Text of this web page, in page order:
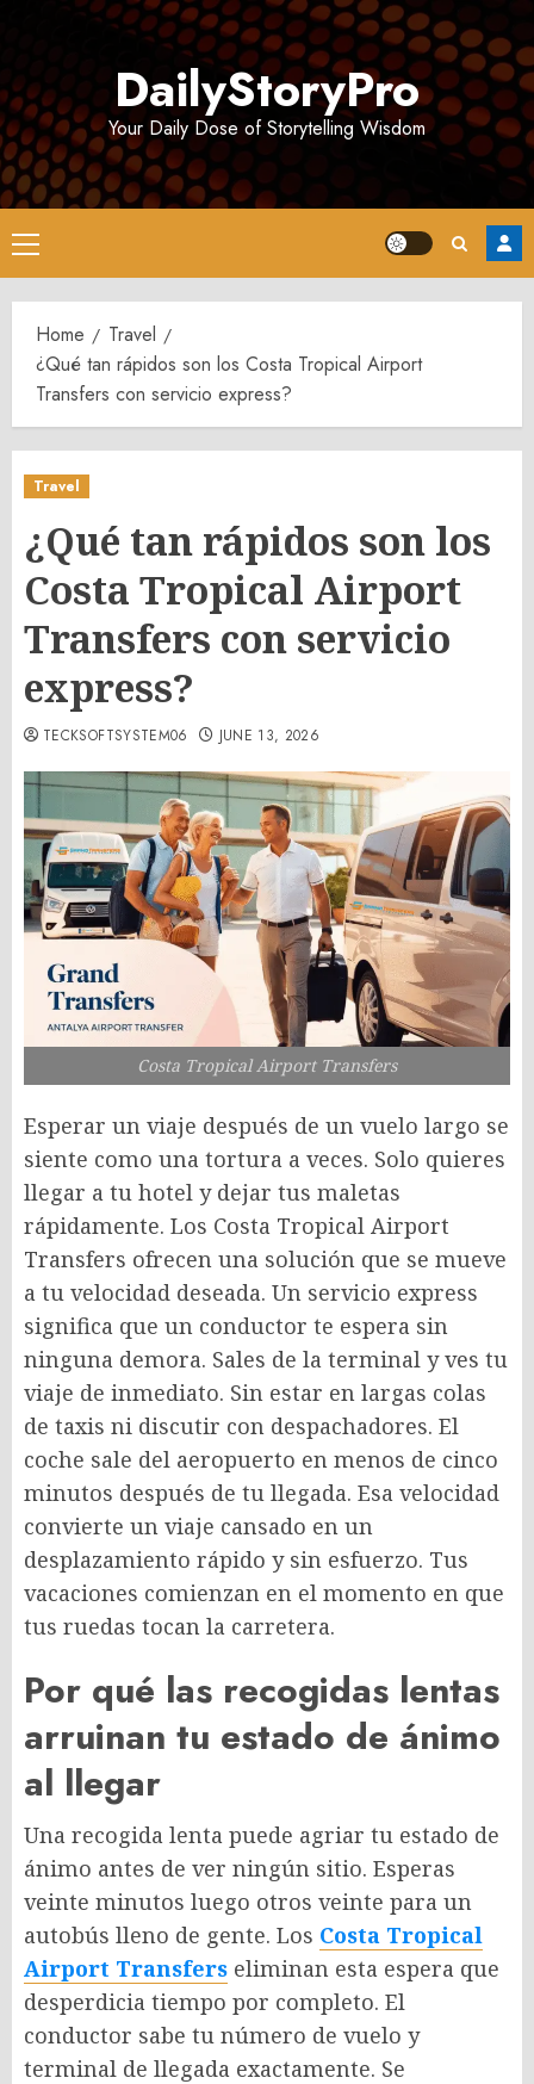
DailyStoryPro
Your Daily Dose of Storytelling Wisdom
Primary
Menu
Home
Travel
¿Qué tan rápidos son los Costa Tropical Airport
Transfers con servicio express?
Travel
¿Qué tan rápidos son los
Costa Tropical Airport
Transfers con servicio
express?
TECKSOFTSYSTEM06 JUNE 13, 2026
Costa Tropical Airport Transfers
Esperar un viaje después de un vuelo largo se
siente como una tortura a veces. Solo quieres
llegar a tu hotel y dejar tus maletas
rápidamente. Los Costa Tropical Airport
Transfers ofrecen una solución que se mueve
a tu velocidad deseada. Un servicio express
significa que un conductor te espera sin
ninguna demora. Sales de la terminal y ves tu
viaje de inmediato. Sin estar en largas colas
de taxis ni discutir con despachadores. El
coche sale del aeropuerto en menos de cinco
minutos después de tu llegada. Esa velocidad
convierte un viaje cansado en un
desplazamiento rápido y sin esfuerzo. Tus
vacaciones comienzan en el momento en que
tus ruedas tocan la carretera.
Por qué las recogidas lentas
arruinan tu estado de ánimo
al llegar
Una recogida lenta puede agriar tu estado de
ánimo antes de ver ningún sitio. Esperas
veinte minutos luego otros veinte para un
autobús lleno de gente. Los Costa Tropical
Airport Transfers eliminan esta espera que
desperdicia tiempo por completo. El
conductor sabe tu número de vuelo y
terminal de llegada exactamente. Se